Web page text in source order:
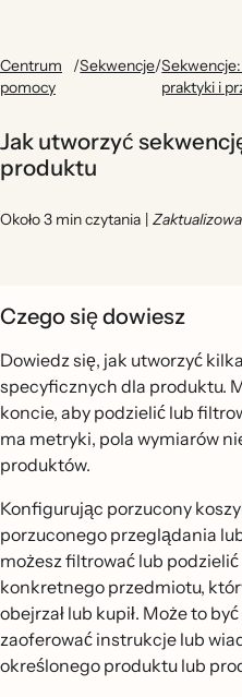
Centrum
pomocy
/Sekwencje/
praktyki i
Jak utworzyć
produktu
Około 3 min czytania |
Czego się dowiesz
Dowiedz się, jak utworzyć
specyficznych dla produktu.
koncie, aby podzielić lub
ma metryki, pola wymiarów
produktów.
Konfigurując porzucony
porzuconego przeglądania
możesz filtrować lub
konkretnego przedmiotu,
obejrzał lub kupił. Może to
zaoferować instrukcje lub
określonego produktu lub